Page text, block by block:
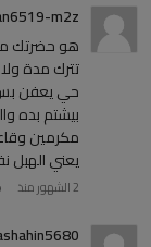
m2z
هو حضرتك
تترك مدة
حي يعفن بس
بيشتم بده
مكرمين
يعني الهبل
2 الشهور منذ